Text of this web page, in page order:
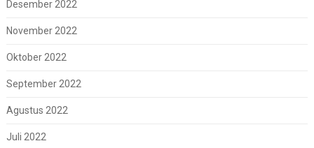
Desember 2022
November 2022
Oktober 2022
September 2022
Agustus 2022
Juli 2022